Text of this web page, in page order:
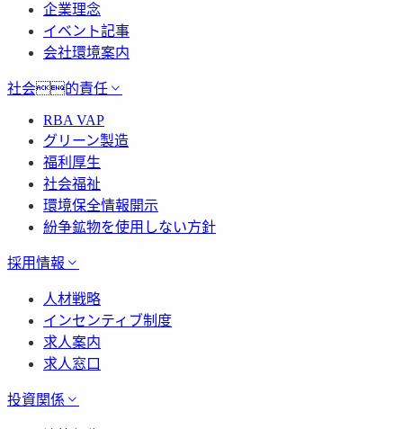
企業理念
イベント記事
会社環境案内
社会的責任
RBA VAP
グリーン製造
福利厚生
社会福祉
環境保全情報開示
紛争鉱物を使用しない方針
採用情報
人材戦略
インセンティブ制度
求人案内
求人窓口
投資関係